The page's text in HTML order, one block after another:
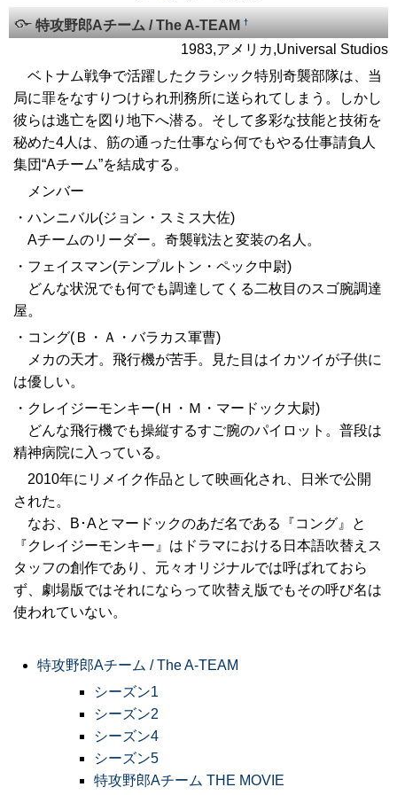
特攻野郎Aチーム / The A-TEAM†
1983,アメリカ,Universal Studios
ベトナム戦争で活躍したクラシック特別奇襲部隊は、当
局に罪をなすりつけられ刑務所に送られてしまう。しかし
彼らは逃亡を図り地下へ潜る。そして多彩な技能と技術を
秘めた4人は、筋の通った仕事なら何でもやる仕事請負人
集団“Aチーム”を結成する。
メンバー
・ハンニバル(ジョン・スミス大佐)
Aチームのリーダー。奇襲戦法と変装の名人。
・フェイスマン(テンプルトン・ペック中尉)
どんな状況でも何でも調達してくる二枚目のスゴ腕調達
屋。
・コング(Ｂ・Ａ・バラカス軍曹)
メカの天才。飛行機が苦手。見た目はイカツイが子供に
は優しい。
・クレイジーモンキー(Ｈ・Ｍ・マードック大尉)
どんな飛行機でも操縦するすご腕のパイロット。普段は
精神病院に入っている。
2010年にリメイク作品として映画化され、日米で公開
された。
なお、B･Aとマードックのあだ名である『コング』と
『クレイジーモンキー』はドラマにおける日本語吹替えス
タッフの創作であり、元々オリジナルでは呼ばれておら
ず、劇場版ではそれにならって吹替え版でもその呼び名は
使われていない。
特攻野郎Aチーム / The A-TEAM
シーズン1
シーズン2
シーズン4
シーズン5
特攻野郎Aチーム THE MOVIE